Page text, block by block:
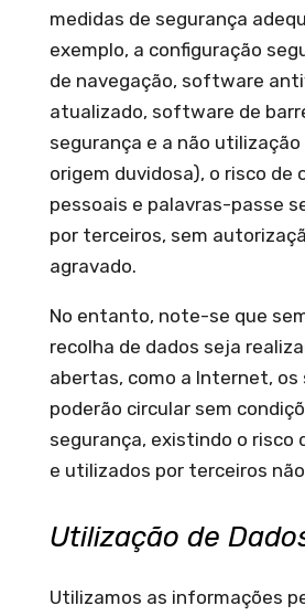
medidas de segurança
exemplo, a configuração
de navegação, software
atualizado, software de
segurança e a não
origem duvidosa), o risco de
pessoais e palavras-passe
por terceiros, sem
agravado.
No entanto, note-se que
recolha de dados seja
abertas, como a Internet, os
poderão circular sem
segurança, existindo o risco
e utilizados por terceiros
Utilização de
Utilizamos as informações